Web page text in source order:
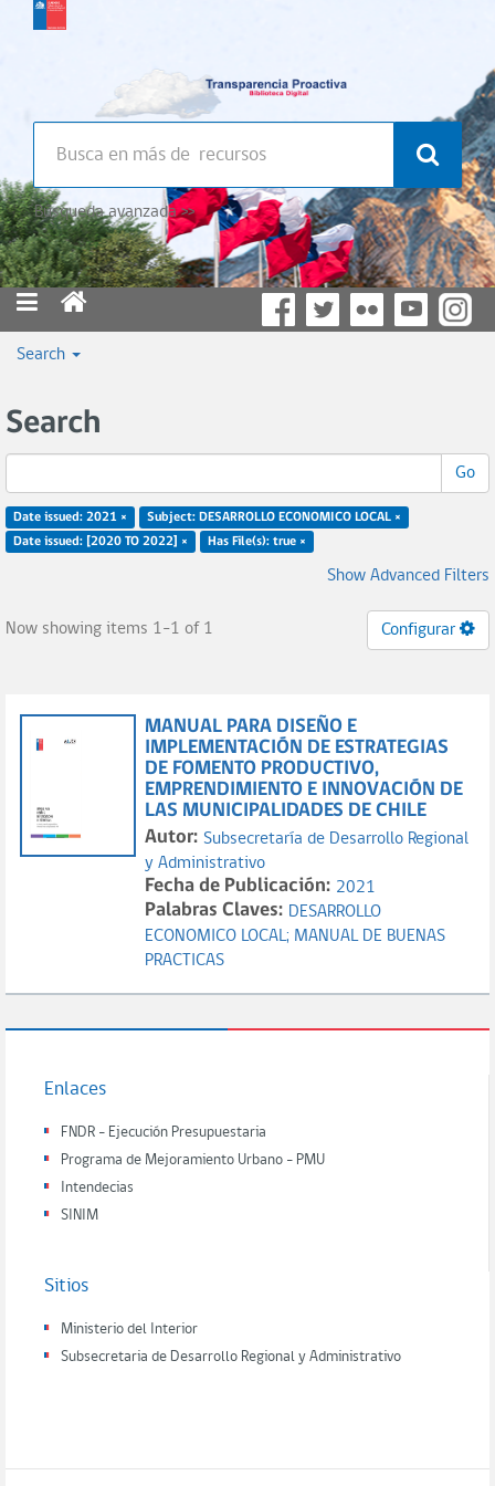
Búsqueda avanzada >>
Search
Search
Go
Date issued: 2021 ×
Subject: DESARROLLO ECONOMICO LOCAL ×
Date issued: [2020 TO 2022] ×
Has File(s): true ×
Show Advanced Filters
Now showing items 1-1 of 1 Configurar
MANUAL PARA DISEÑO E
IMPLEMENTACIÓN DE ESTRATEGIAS
DE FOMENTO PRODUCTIVO,
EMPRENDIMIENTO E INNOVACIÓN DE
LAS MUNICIPALIDADES DE CHILE
Autor: Subsecretaría de Desarrollo Regional
y Administrativo
Fecha de Publicación: 2021
Palabras Claves: DESARROLLO
ECONOMICO LOCAL; MANUAL DE BUENAS
PRACTICAS
Enlaces
FNDR - Ejecución Presupuestaria
Programa de Mejoramiento Urbano - PMU
Intendecias
SINIM
Sitios
Ministerio del Interior
Subsecretaria de Desarrollo Regional y Administrativo